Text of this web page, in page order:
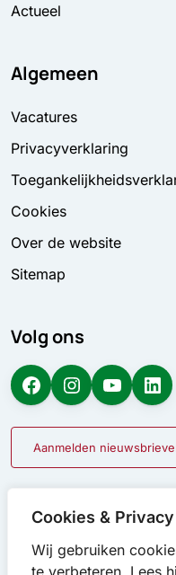
Cookies & Privacy
Wij gebruiken
te verbeteren. Lees
Actueel
Algemeen
Vacatures
Privacyverklaring
Cookies
Over de website
Sitemap
Volg ons
Facebook Instagram YouTube LinkedIn
Aanmelden